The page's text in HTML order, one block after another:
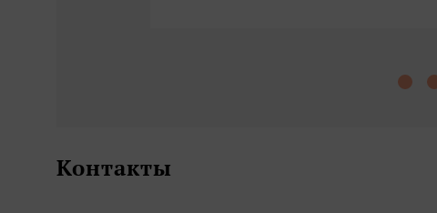
Контакты